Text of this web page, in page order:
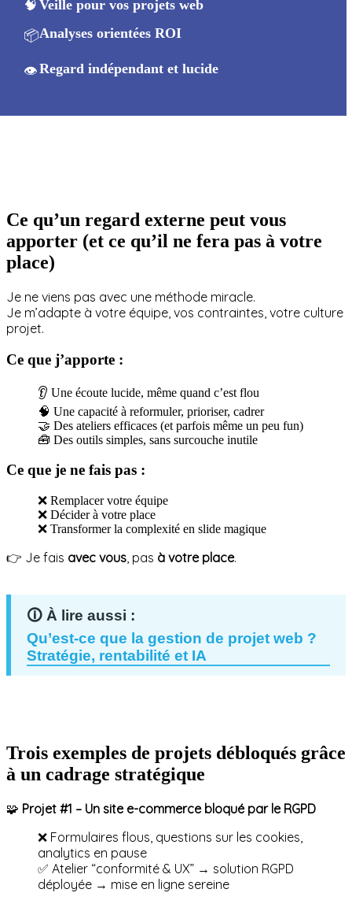
🧠 Veille pour vos projets web
📦Analyses orientées ROI
👁️Regard indépendant et lucide
Ce qu’un regard externe peut vous
apporter (et ce qu’il ne fera pas à votre
place)
Je ne viens pas avec une méthode miracle.
Je m’adapte à votre équipe, vos contraintes, votre culture
projet.
Ce que j’apporte :
👂 Une écoute lucide, même quand c’est flou
🧠 Une capacité à reformuler, prioriser, cadrer
🤝 Des ateliers efficaces (et parfois même un peu fun)
🧰 Des outils simples, sans surcouche inutile
Ce que je ne fais pas :
❌ Remplacer votre équipe
❌ Décider à votre place
❌ Transformer la complexité en slide magique
👉 Je fais avec vous, pas à votre place.
Qu’est-ce que la gestion de projet web ?
Stratégie, rentabilité et IA
Trois exemples de projets débloqués grâce
à un cadrage stratégique
🧩 Projet #1 – Un site e-commerce bloqué par le RGPD
❌ Formulaires flous, questions sur les cookies,
analytics en pause
✅ Atelier “conformité & UX” → solution RGPD
déployée → mise en ligne sereine